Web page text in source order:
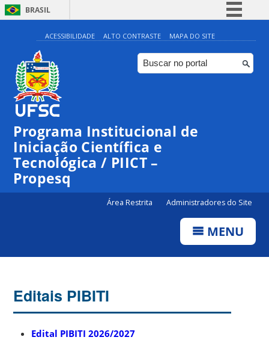
BRASIL
Simplifique!
Comunica BR
Participe
Canais
ACESSIBILIDADE ALTO CONTRASTE MAPA DO SITE
Programa Institucional de
Iniciação Científica e
Tecnológica / PIICT –
Propesq
Área Restrita Administradores do Site
MENU
Editais PIBITI
Edital PIBITI 2026/2027